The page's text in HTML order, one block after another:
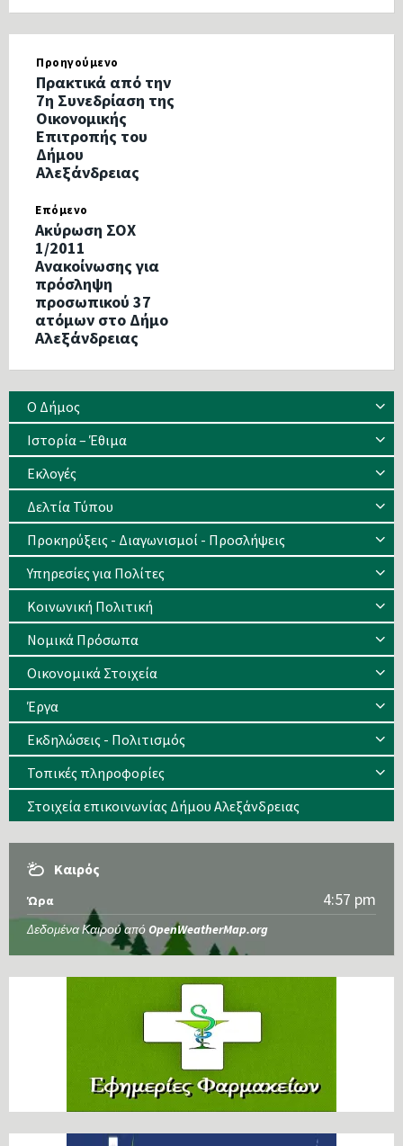
Προηγούμενο
Πρακτικά από την
7η Συνεδρίαση της
Οικονομικής
Επιτροπής του
Δήμου
Αλεξάνδρειας
Επόμενο
Ακύρωση ΣΟΧ
1/2011
Ανακοίνωσης για
πρόσληψη
προσωπικού 37
ατόμων στο Δήμο
Αλεξάνδρειας
Ο Δήμος
Ιστορία – Έθιμα
Eκλογές
Δελτία Τύπου
Προκηρύξεις - Διαγωνισμοί - Προσλήψεις
Υπηρεσίες για Πολίτες
Κοινωνική Πολιτική
Νομικά Πρόσωπα
Οικονομικά Στοιχεία
Έργα
Εκδηλώσεις - Πολιτισμός
Τοπικές πληροφορίες
Στοιχεία επικοινωνίας Δήμου Αλεξάνδρειας
Καιρός
Ώρα 4:57 pm
Δεδομένα Καιρού από OpenWeatherMap.org